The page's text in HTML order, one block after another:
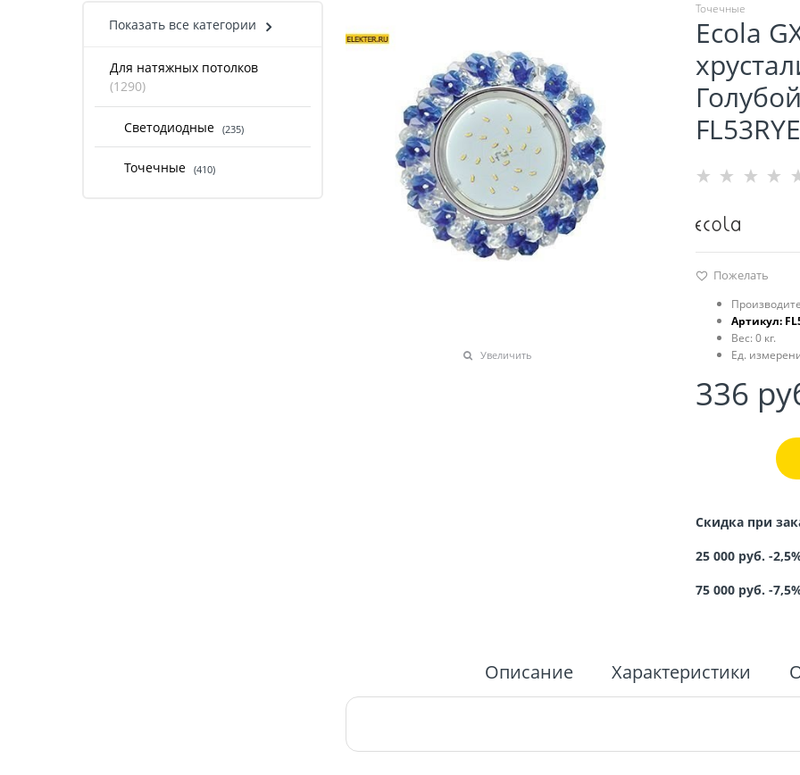
Показать все категории
Для натяжных потолков
(1290)
Светодиодные (235)
Точечные (410)
Увеличить
Точечные
Ecola
Пожелать
Артикул:
Вес: 0 кг.
Ед.
336
Скидка при
25 000 руб. -
75 000 руб. -
Описание Характеристики